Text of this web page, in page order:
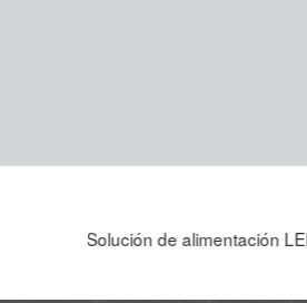
de alimentación LED